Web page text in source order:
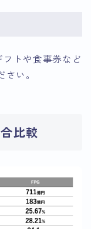
トや食事券など
い。
比較